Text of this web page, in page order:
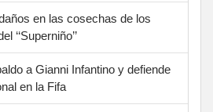
en las cosechas de los
‘‘Superniño’’
a Gianni Infantino y defiende
en la Fifa